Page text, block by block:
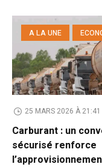
A LA UNE
25 MARS 2026 À 21:41
Carburant : un
sécurisé renforce